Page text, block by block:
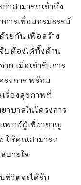
ำสามารถเข้าถึง
ารเชื่อมกรมธรรม์
วยกัน เพื่อสร้าง
บต้องได้ทั้งด้าน
ย เมื่อเข้ารับการ
รงการ พร้อม
เรื่องสุขภาพที่
าบาลในโครงการ
แพทย์ผู้เชี่ยวชาญ
ให้คุณสามารถ
บายใจ
ชีวิตจะได้รับ